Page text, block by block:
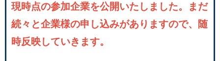
現時点の参加企業を公開いたしました。まだ
続々と企業様の申し込みがありますので、随
時反映していきます。